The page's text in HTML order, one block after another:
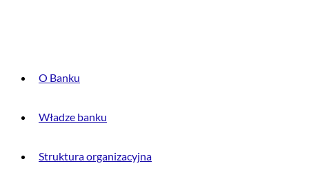
O Banku
Władze banku
Struktura organizacyjna